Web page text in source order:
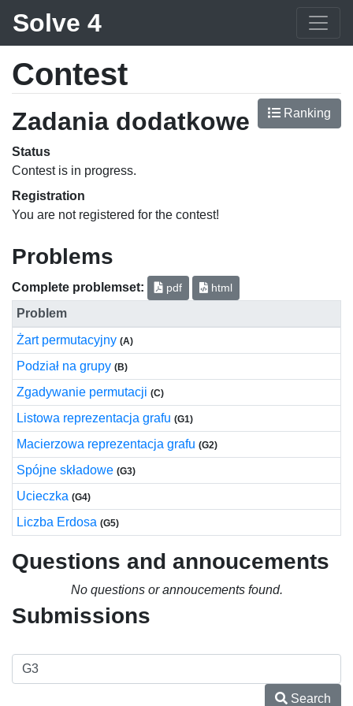
Solve 4
Contest
Zadania dodatkowe Ranking
Status
Contest is in progress.
Registration
You are not registered for the contest!
Problems
Complete problemset: pdf html
Problem
Żart permutacyjny (A)
Podział na grupy (B)
Zgadywanie permutacji (C)
Listowa reprezentacja grafu (G1)
Macierzowa reprezentacja grafu (G2)
Spójne składowe (G3)
Ucieczka (G4)
Liczba Erdosa (G5)
Questions and annoucements
No questions or annoucements found.
Submissions
Search